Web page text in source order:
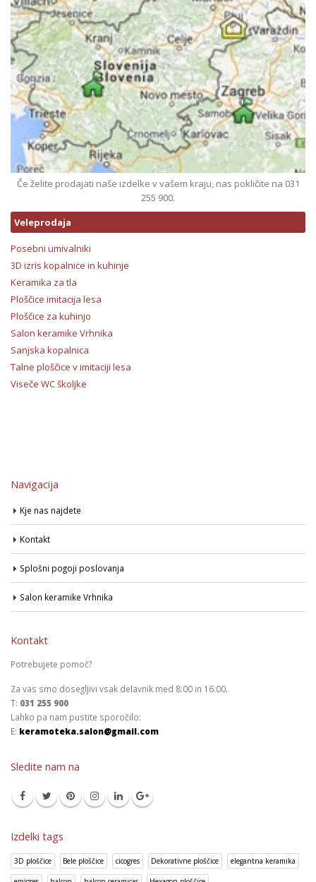
Če želite prodajati naše izdelke v vašem kraju, nas pokličite na 031
255 900.
Veleprodaja
Posebni umivalniki
3D izris kopalnice in kuhinje
Keramika za tla
Ploščice imitacija lesa
Ploščice za kuhinjo
Salon keramike Vrhnika
Sanjska kopalnica
Talne ploščice v imitaciji lesa
Viseče WC školjke
Navigacija
Kje nas najdete
Kontakt
Splošni pogoji poslovanja
Salon keramike Vrhnika
Kontakt
Potrebujete pomoč?
Za vas smo dosegljivi vsak delavnik med 8:00 in 16:00.
T: 031 255 900
Lahko pa nam pustite sporočilo:
E: keramoteka.salon@gmail.com
Sledite nam na
Izdelki tags
3D ploščice Bele ploščice cicogres Dekorativne ploščice elegantna keramika